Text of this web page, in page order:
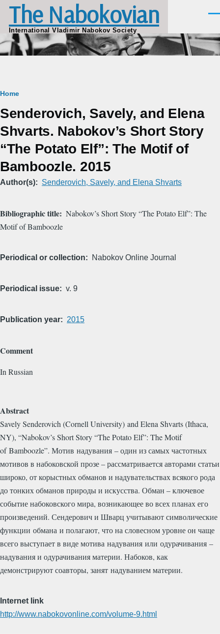
Skip to main content
The Nabokovian
International Vladimir Nabokov Society
Breadcrumb
Home
Senderovich, Savely, and Elena
Shvarts. Nabokov’s Short Story
“The Potato Elf”: The Motif of
Bamboozle. 2015
Author(s) Senderovich, Savely, and Elena Shvarts
Bibliographic title
Nabokov’s Short Story “The Potato Elf”: The
Motif of Bamboozle
Periodical or collection Nabokov Online Journal
Periodical issue v. 9
Publication year 2015
Comment
In Russian
Abstract
Savely Senderovich (Cornell University) and Elena Shvarts (Ithaca,
NY), “Nabokov’s Short Story “The Potato Elf”: The Motif
of Bamboozle”. Мотив надувания – один из самых частотных
мотивов в набоковской прозе – рассматривается авторами статьи
широко, от корыстных обманов и надувательствах всякого рода
до тонких обманов природы и искусства. Обман – ключевое
событие набоковского мира, возникающее во всех планах его
произведений. Сендерович и Шварц учитывают символические
функции обмана и полагают, что на словесном уровне он чаще
всего выступает в виде мотива надувания или одурачивания –
надувания и одурачивания материи. Набоков, как
демонстрируют соавторы, занят надуванием материи.
Internet link
http://www.nabokovonline.com/volume-9.html